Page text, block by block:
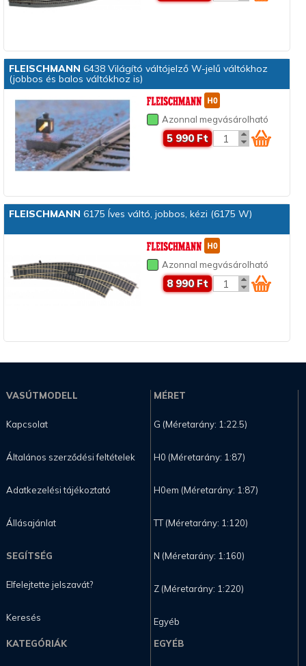
FLEISCHMANN 6438 Világító váltójelző W-jelű váltókhoz
(jobbos és balos váltókhoz is)
Azonnal megvásárolható
5 990 Ft
FLEISCHMANN 6175 Íves váltó, jobbos, kézi (6175 W)
Azonnal megvásárolható
8 990 Ft
VASÚTMODELL
Kapcsolat
Általános szerződési feltételek
Adatkezelési tájékoztató
Állásajánlat
SEGÍTSÉG
Elfelejtette jelszavát?
Keresés
MÉRET
G (Méretarány: 1:22.5)
H0 (Méretarány: 1:87)
H0em (Méretarány: 1:87)
TT (Méretarány: 1:120)
N (Méretarány: 1:160)
Z (Méretarány: 1:220)
Egyéb
KATEGÓRIÁK
EGYÉB